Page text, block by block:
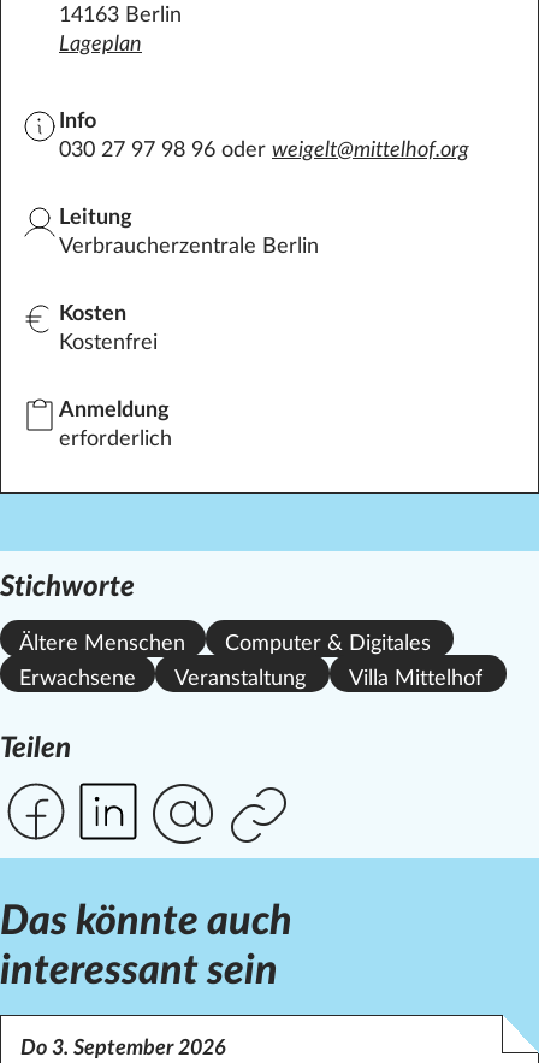
14163 Berlin
Lageplan
Info
030 27 97 98 96 oder weigelt@mittelhof.org
Leitung
Verbraucherzentrale Berlin
Kosten
Kostenfrei
Anmeldung
erforderlich
Stichworte
Ältere Menschen
Computer & Digitales
Erwachsene
Veranstaltung Villa Mittelhof
Teilen
Das könnte auch
interessant sein
Do 3. September 2026